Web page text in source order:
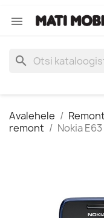

search
Avalehele Remont
remont
Nokia